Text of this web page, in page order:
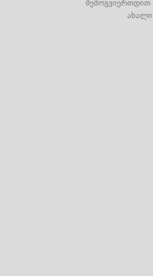
შემოგვიერთდით
ახალი